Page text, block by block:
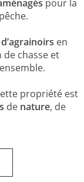
pour la
en
de chasse et
propriété est
de nature, de